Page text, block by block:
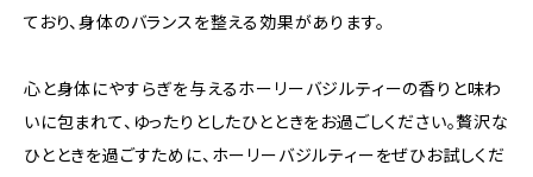
ており、身体のバランスを整える効果があります。
心と身体にやすらぎを与えるホーリーバジルティーの香りと味わ
いに包まれて、ゆったりとしたひとときをお過ごしください。贅沢な
ひとときを過ごすために、ホーリーバジルティーをぜひお試しくだ